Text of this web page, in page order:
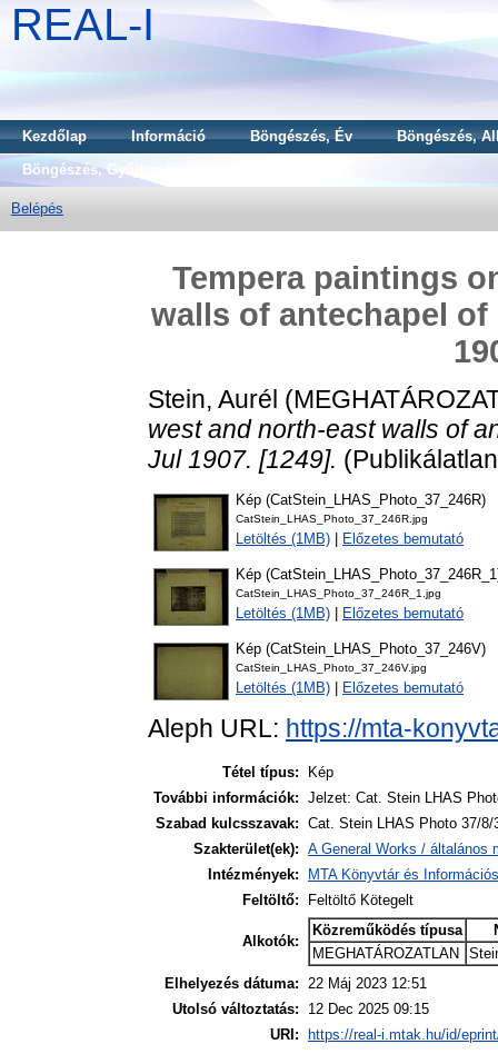
REAL-I
Kezdőlap Információ Böngészés, Év
Böngészés,
Böngészés, Gyűjtemény
Belépés
Tempera paintings
walls of antechapel of
Stein, Aurél
west and north-east walls of
Jul 1907. [1249].
Kép (CatStein_LHAS_Photo_37_246R)
CatStein_LHAS_Photo_37_246R.jpg
Letöltés (1MB) Előzetes bemutató
Kép
CatStein_LHAS_Photo_37_246R_1.jpg
Letöltés (1MB) Előzetes bemutató
Kép (CatStein_LHAS_Photo_37_246V)
CatStein_LHAS_Photo_37_246V.jpg
Letöltés (1MB) Előzetes bemutató
Aleph URL: https://mta-
Tétel típus:
Kép
További információk: Jelzet: Cat. Stein LHAS
Szabad kulcsszavak: Cat. Stein LHAS Photo 37/8/
Szakterület(ek): A General Works / általános
Intézmények:
MTA Könyvtár és
Feltöltő:
Feltöltő Kötegelt
Alkotók:
Közreműködés típusa
MEGHATÁROZATLAN
Elhelyezés dátuma: 22 Máj 2023 12:51
Utolsó változtatás:
12 Dec 2025 09:15
URI:
https://real-i.mtak.hu/id/